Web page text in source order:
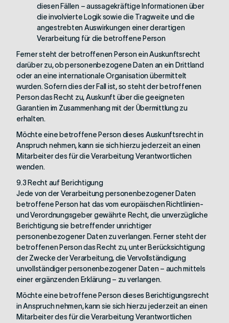
diesen Fällen – aussagekräftige Informationen über
die involvierte Logik sowie die Tragweite und die
angestrebten Auswirkungen einer derartigen
Verarbeitung für die betroffene Person
Ferner steht der betroffenen Person ein Auskunftsrecht
darüber zu, ob personenbezogene Daten an ein Drittland
oder an eine internationale Organisation übermittelt
wurden. Sofern dies der Fall ist, so steht der betroffenen
Person das Recht zu, Auskunft über die geeigneten
Garantien im Zusammenhang mit der Übermittlung zu
erhalten.
Möchte eine betroffene Person dieses Auskunftsrecht in
Anspruch nehmen, kann sie sich hierzu jederzeit an einen
Mitarbeiter des für die Verarbeitung Verantwortlichen
wenden.
9.3 Recht auf Berichtigung
Jede von der Verarbeitung personenbezogener Daten
betroffene Person hat das vom europäischen Richtlinien-
und Verordnungsgeber gewährte Recht, die unverzügliche
Berichtigung sie betreffender unrichtiger
personenbezogener Daten zu verlangen. Ferner steht der
betroffenen Person das Recht zu, unter Berücksichtigung
der Zwecke der Verarbeitung, die Vervollständigung
unvollständiger personenbezogener Daten – auch mittels
einer ergänzenden Erklärung – zu verlangen.
Möchte eine betroffene Person dieses Berichtigungsrecht
in Anspruch nehmen, kann sie sich hierzu jederzeit an einen
Mitarbeiter des für die Verarbeitung Verantwortlichen